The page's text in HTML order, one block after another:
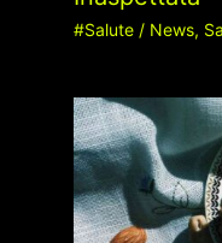
#Salute/ News,